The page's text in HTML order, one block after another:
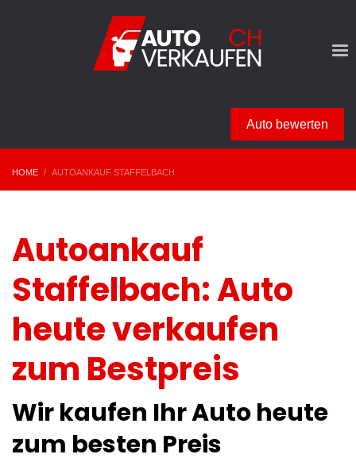
Auto bewerten
HOME AUTOANKAUF STAFFELBACH
Autoankauf
Staffelbach: Auto
heute verkaufen
zum Bestpreis
Wir kaufen Ihr Auto heute
zum besten Preis